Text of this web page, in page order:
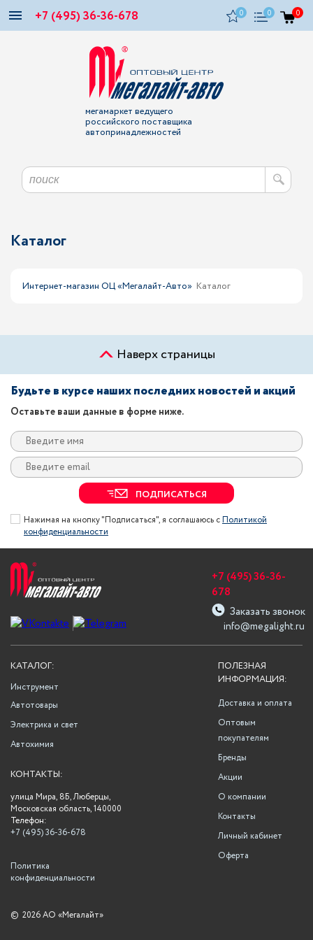
+7 (495) 36-36-678 0 0 0
мегамаркет ведущего
российского поставщика
автопринадлежностей
Каталог
Интернет-магазин ОЦ «Мегалайт-Авто» Каталог
Наверх страницы
Будьте в курсе наших последних новостей и акций
Оставьте ваши данные в форме ниже.
ПОДПИСАТЬСЯ
Нажимая на кнопку "Подписаться", я соглашаюсь сПолитикой
конфиденциальности
info@megalight.ru
+7 (495) 36-36-
678
Заказать звонок
ПОЛЕЗНАЯ
ИНФОРМАЦИЯ:
Доставка и оплата
Оптовым
покупателям
Бренды
Акции
О компании
Контакты
Личный кабинет
Оферта
КАТАЛОГ:
Инструмент
Автотовары
Электрика и свет
Автохимия
КОНТАКТЫ:
улица Мира, 8Б, Люберцы,
Московская область, 140000
Телефон:
+7 (495) 36-36-678
Политика
конфиденциальности
© 2026 АО «Мегалайт»